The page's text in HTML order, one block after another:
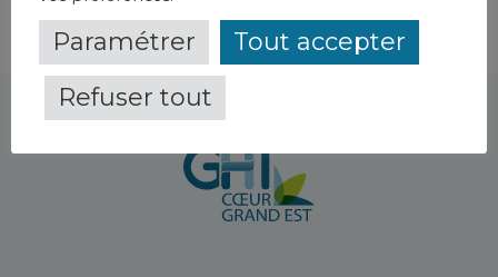
Paramétrer
Tout accepter
Refuser tout